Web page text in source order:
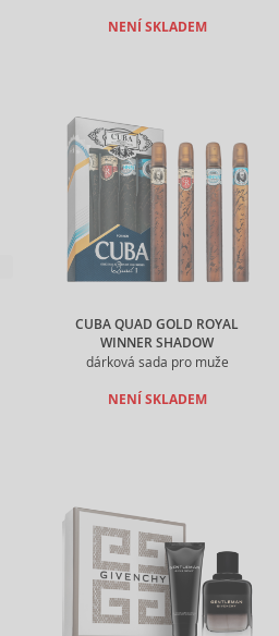
NENÍ SKLADEM
CUBA QUAD GOLD ROYAL
WINNER SHADOW
dárková sada pro muže
NENÍ SKLADEM